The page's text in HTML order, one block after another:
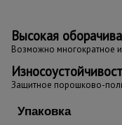
Высокая
Возможно многократное
Защитное порошково-
Упаковка